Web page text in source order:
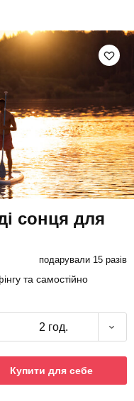
сонця для
подарували 15 разів
та самостійно
2 год.
Купити для себе